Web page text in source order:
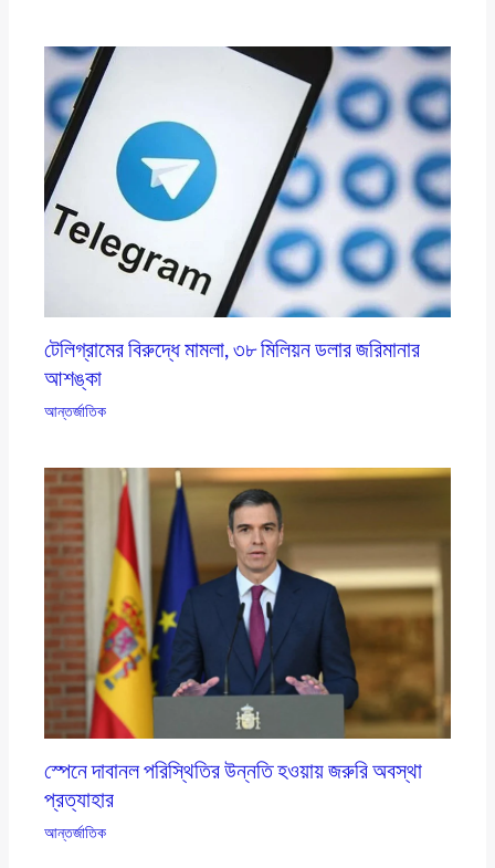
টেলিগ্রামের বিরুদ্ধে মামলা, ৩৮ মিলিয়ন ডলার জরিমানার
আশঙ্কা
আন্তর্জাতিক
স্পেনে দাবানল পরিস্থিতির উন্নতি হওয়ায় জরুরি অবস্থা
প্রত্যাহার
আন্তর্জাতিক